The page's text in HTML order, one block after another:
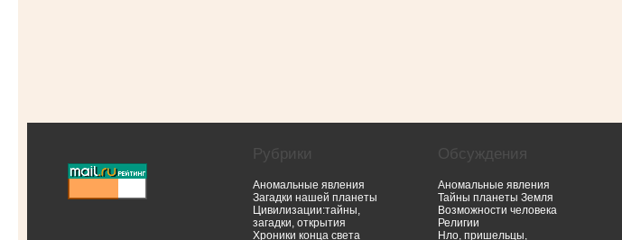
Рубрики
Аномальные явления
Загадки нашей планеты
Цивилизации:тайны,
загадки, открытия
Хроники конца света
Обсуждения
Аномальные явления
Тайны планеты Земля
Возможности человека
Религии
Нло, пришельцы,